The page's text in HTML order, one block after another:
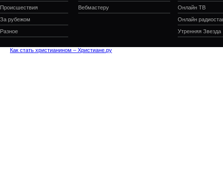
Происшествия
За рубежом
Разное
Вебмастеру
Онлайн ТВ
Онлайн
Утренняя Звезда
Как стать христианином – Христиане.ру